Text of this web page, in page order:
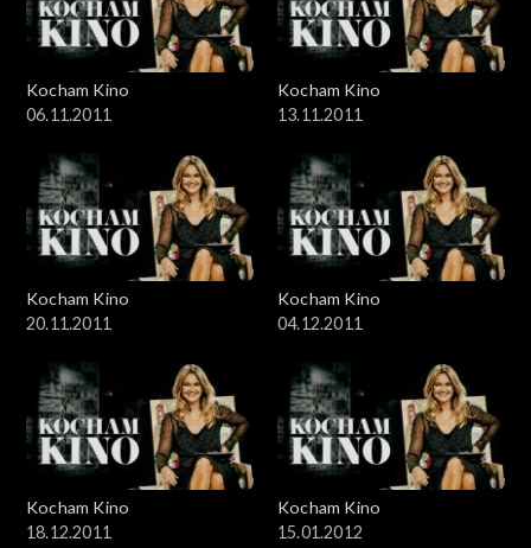
Kocham Kino
06.11.2011
Kocham Kino
13.11.2011
Kocham Kino
20.11.2011
Kocham Kino
04.12.2011
Kocham Kino
18.12.2011
Kocham Kino
15.01.2012